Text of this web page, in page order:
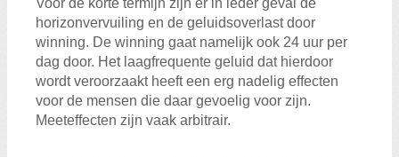
Voor de korte termijn zijn er in ieder geval de
horizonvervuiling en de geluidsoverlast door
winning. De winning gaat namelijk ook 24 uur per
dag door. Het laagfrequente geluid dat hierdoor
wordt veroorzaakt heeft een erg nadelig effecten
voor de mensen die daar gevoelig voor zijn.
Meeteffecten zijn vaak arbitrair.